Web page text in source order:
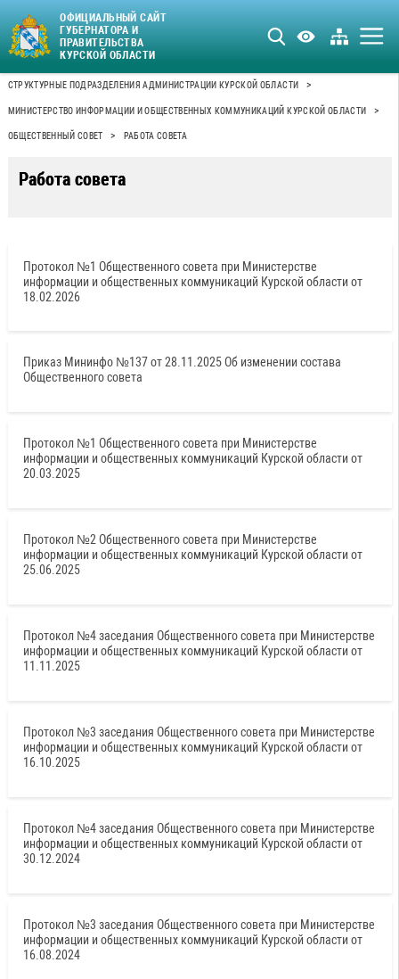
ОФИЦИАЛЬНЫЙ САЙТ
ГУБЕРНАТОРА И
ПРАВИТЕЛЬСТВА
КУРСКОЙ ОБЛАСТИ
СТРУКТУРНЫЕ ПОДРАЗДЕЛЕНИЯ АДМИНИСТРАЦИИ КУРСКОЙ ОБЛАСТИ >
МИНИСТЕРСТВО ИНФОРМАЦИИ И ОБЩЕСТВЕННЫХ КОММУНИКАЦИЙ КУРСКОЙ ОБЛАСТИ >
ОБЩЕСТВЕННЫЙ СОВЕТ > РАБОТА СОВЕТА
Работа совета
Протокол №1 Общественного совета при Министерстве
информации и общественных коммуникаций Курской области от
18.02.2026
Приказ Мининфо №137 от 28.11.2025 Об изменении состава
Общественного совета
Протокол №1 Общественного совета при Министерстве
информации и общественных коммуникаций Курской области от
20.03.2025
Протокол №2 Общественного совета при Министерстве
информации и общественных коммуникаций Курской области от
25.06.2025
Протокол №4 заседания Общественного совета при Министерстве
информации и общественных коммуникаций Курской области от
11.11.2025
Протокол №3 заседания Общественного совета при Министерстве
информации и общественных коммуникаций Курской области от
16.10.2025
Протокол №4 заседания Общественного совета при Министерстве
информации и общественных коммуникаций Курской области от
30.12.2024
Протокол №3 заседания Общественного совета при Министерстве
информации и общественных коммуникаций Курской области от
16.08.2024